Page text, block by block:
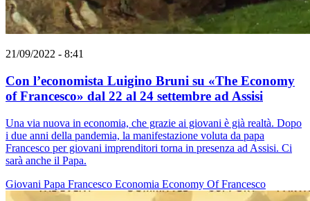
21/09/2022 - 8:41
Con l’economista Luigino Bruni su «The Economy
of Francesco» dal 22 al 24 settembre ad Assisi
Una via nuova in economia, che grazie ai giovani è già realtà. Dopo
i due anni della pandemia, la manifestazione voluta da papa
Francesco per giovani imprenditori torna in presenza ad Assisi. Ci
sarà anche il Papa.
Giovani Papa Francesco Economia Economy Of Francesco